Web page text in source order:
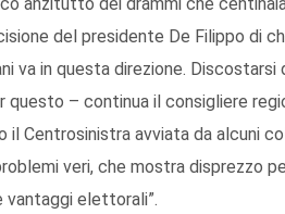
del presidente De Filippo di
va in questa direzione.
questo – continua il consigliere
il Centrosinistra avviata da alcuni
veri, che mostra disprezzo
vantaggi elettorali”.